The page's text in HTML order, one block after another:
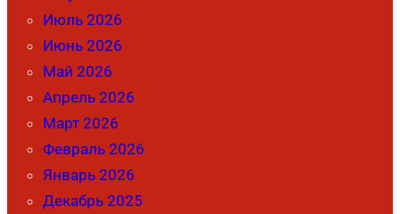
Июль 2026
Июнь 2026
Май 2026
Апрель 2026
Март 2026
Февраль 2026
Январь 2026
Декабрь 2025